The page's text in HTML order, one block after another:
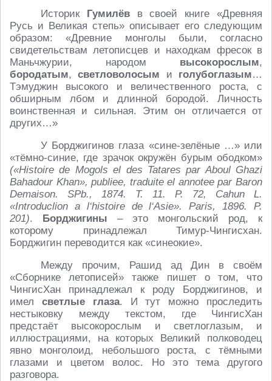
Историк Гумилёвв своей книге «Древняя
Русь и Великая степь» описывает его следующим
образом: «Древние монголы были, согласно
свидетельствам летописцев и находкам фресок в
Маньчжурии, народом высокорослым,
бородатым,светловолосым и голубоглазым…
Тэмуджин высокого и величественного роста, с
обширным лбом и длинной бородой. Личность
воинственная и сильная. Этим он отличается от
других…»
У Борджигинов глаза «сине‑зелёные …» или
«тёмно‑синие, где зрачок окружён бурым ободком»
(«Histoire de Mogols el des Tatares par Aboul Ghazi
Bahadour Khan», publiee, traduite el annotee par Baron
Demaison. SPb., 1874. Т. 11. P. 72, Cahun L.
«Introduclion a l‘histoire de l‘Asie». Paris, 1896. P.
201). Борджигины – это монгольский род, к
которому принадлежал Тимур-Чингисхан.
Борджигин переводится как «синеокие».
Между прочим, Рашид ад Дин в своём
«Сборнике летописей» также пишет о том, что
ЧингисХан принадлежал к роду Борджигинов, и
имел светлые глаза. И тут можно проследить
нестыковку между текстом, где ЧингисХан
предстаёт высокорослым и светлоглазым, и
иллюстрациями, на которых Великий полководец
явно монголоид, небольшого роста, с тёмными
глазами и цветом волос. Но это тема другого
разговора.